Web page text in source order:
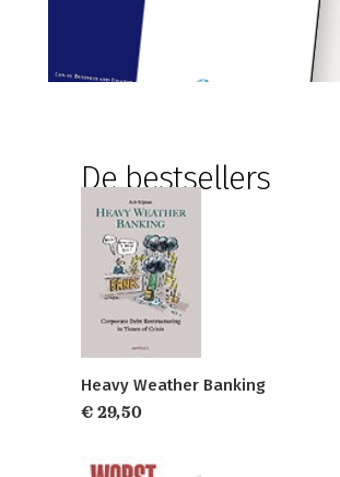
De bestsellers
Heavy Weather Banking
€ 29,50